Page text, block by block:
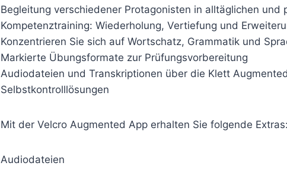
Begleitung verschiedener Protagonisten in alltäglichen und
Kompetenztraining: Wiederholung, Vertiefung und
Konzentrieren Sie sich auf Wortschatz, Grammatik und
Markierte Übungsformate zur Prüfungsvorbereitung
Audiodateien und Transkriptionen über die Klett
Selbstkontrolllösungen
Mit der Velcro Augmented App erhalten Sie folgende Extras:
Audiodateien